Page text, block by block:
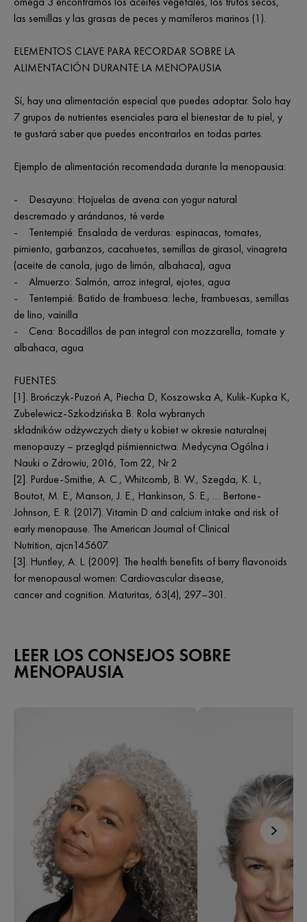
las semillas y las grasas de peces y mamíferos marinos (1).
ELEMENTOS CLAVE PARA RECORDAR SOBRE LA
ALIMENTACIÓN DURANTE LA MENOPAUSIA
Sí, hay una alimentación especial que puedes adoptar. Solo hay
7 grupos de nutrientes esenciales para el bienestar de tu piel, y
te gustará saber que puedes encontrarlos en todas partes.
Ejemplo de alimentación recomendada durante la menopausia:
- Desayuno: Hojuelas de avena con yogur natural
descremado y arándanos, té verde
- Tentempié: Ensalada de verduras: espinacas, tomates,
pimiento, garbanzos, cacahuetes, semillas de girasol, vinagreta
(aceite de canola, jugo de limón, albahaca), agua
- Almuerzo: Salmón, arroz integral, ejotes, agua
- Tentempié: Batido de frambuesa: leche, frambuesas, semillas
de lino, vainilla
- Cena: Bocadillos de pan integral con mozzarella, tomate y
albahaca, agua
FUENTES:
[1]. Brończyk-Puzoń A, Piecha D, Koszowska A, Kulik-Kupka K,
Zubelewicz-Szkodzińska B. Rola wybranych
składników odżywczych diety u kobiet w okresie naturalnej
menopauzy – przegląd piśmiennictwa. Medycyna Ogólna i
Nauki o Zdrowiu, 2016, Tom 22, Nr 2
[2]. Purdue-Smithe, A. C., Whitcomb, B. W., Szegda, K. L.,
Boutot, M. E., Manson, J. E., Hankinson, S. E., … Bertone-
Johnson, E. R. (2017). Vitamin D and calcium intake and risk of
early menopause. The American Journal of Clinical
Nutrition, ajcn145607.
[3]. Huntley, A. L. (2009). The health benefits of berry flavonoids
for menopausal women: Cardiovascular disease,
cancer and cognition. Maturitas, 63(4), 297–301.
LEER LOS CONSEJOS SOBRE
MENOPAUSIA